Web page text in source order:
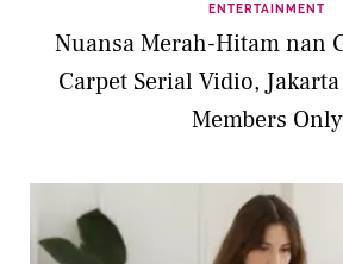
ENTERTAINMENT
Nuansa Merah-Hitam nan
Carpet Serial Vidio,
Members Only